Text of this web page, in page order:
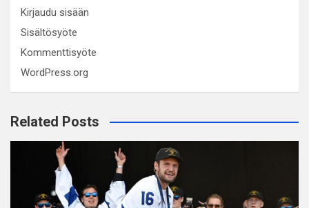
Kirjaudu sisään
Sisältösyöte
Kommenttisyöte
WordPress.org
Related Posts